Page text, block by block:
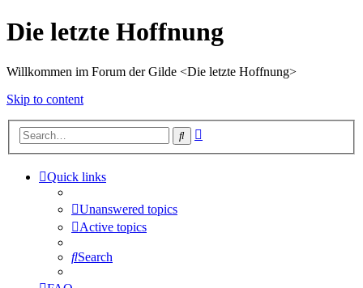
Die letzte Hoffnung
Willkommen im Forum der Gilde <Die letzte Hoffnung>
Skip to content
Search
Quick links
Unanswered topics
Active topics
Search